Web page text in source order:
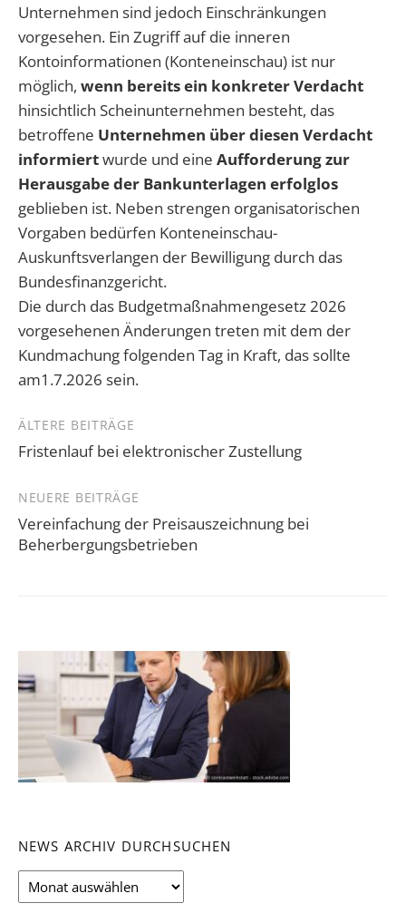
Unternehmen sind jedoch Einschränkungen
vorgesehen. Ein Zugriff auf die inneren
Kontoinformationen (Konteneinschau) ist nur
möglich, wenn bereits ein konkreter Verdacht
hinsichtlich Scheinunternehmen besteht, das
betroffene Unternehmen über diesen Verdacht
informiertwurde und eine Aufforderung zur
Herausgabe der Bankunterlagen erfolglos
geblieben ist. Neben strengen organisatorischen
Vorgaben bedürfen Konteneinschau-
Auskunftsverlangen der Bewilligung durch das
Bundesfinanzgericht.
Die durch das Budgetmaßnahmengesetz 2026
vorgesehenen Änderungen treten mit dem der
Kundmachung folgenden Tag in Kraft, das sollte
am1.7.2026 sein.
Beitragsnavigation
ÄLTERE BEITRÄGE
Fristenlauf bei elektronischer Zustellung
NEUERE BEITRÄGE
Vereinfachung der Preisauszeichnung bei
Beherbergungsbetrieben
NEWS ARCHIV DURCHSUCHEN
News
Archiv